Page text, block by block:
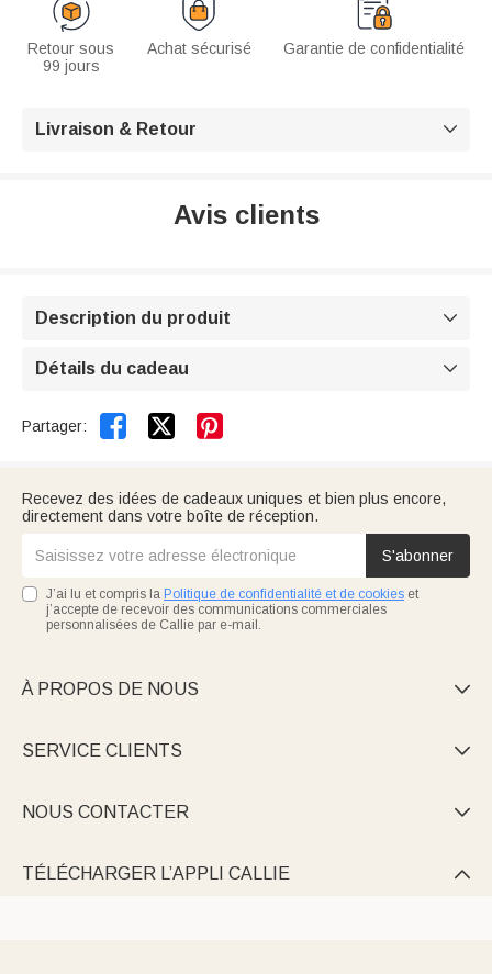
Retour sous
99 jours
Achat sécurisé Garantie de confidentialité
Livraison & Retour 
Avis clients
Description du produit 
Détails du cadeau 
Partager:  
Recevez des idées de cadeaux uniques et bien plus encore,
directement dans votre boîte de réception.
S'abonner
J’ai lu et compris la Politique de confidentialité et de cookies et
j’accepte de recevoir des communications commerciales
personnalisées de Callie par e-mail.
À PROPOS DE NOUS 
SERVICE CLIENTS 
NOUS CONTACTER 
TÉLÉCHARGER L’APPLI CALLIE 